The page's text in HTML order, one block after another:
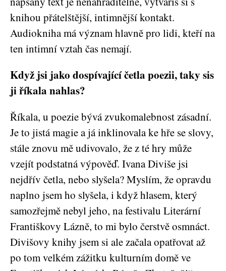
knihou přátelštější, intimnější kontakt.
Audiokniha má význam hlavně pro lidi, kteří na
ten intimní vztah čas nemají.
Když jsi jako dospívající četla poezii, taky sis
ji říkala nahlas?
Říkala, u poezie bývá zvukomalebnost zásadní.
Je to jistá magie a já inklinovala ke hře se slovy,
stále znovu mě udivovalo, že z té hry může
vzejít podstatná výpověď. Ivana Diviše jsi
nejdřív četla, nebo slyšela? Myslím, že opravdu
naplno jsem ho slyšela, i když hlasem, který
samozřejmě nebyl jeho, na festivalu Literární
Františkovy Lázně, to mi bylo čerstvě osmnáct.
Divišovy knihy jsem si ale začala opatřovat až
po tom velkém zážitku kulturním domě ve